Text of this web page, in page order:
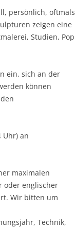
persönlich, oftmals
zeigen eine
Studien, Pop
ein, sich an der
können
Uhr) an
maximalen
oder englischer
Wir bitten um
Technik,